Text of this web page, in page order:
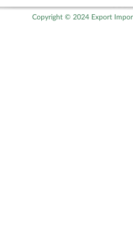
Copyright © 2024 Export